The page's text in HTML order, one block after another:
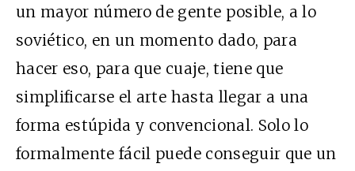
un mayor número de gente posible, a lo
soviético, en un momento dado, para
hacer eso, para que cuaje, tiene que
simplificarse el arte hasta llegar a una
forma estúpida y convencional. Solo lo
formalmente fácil puede conseguir que un